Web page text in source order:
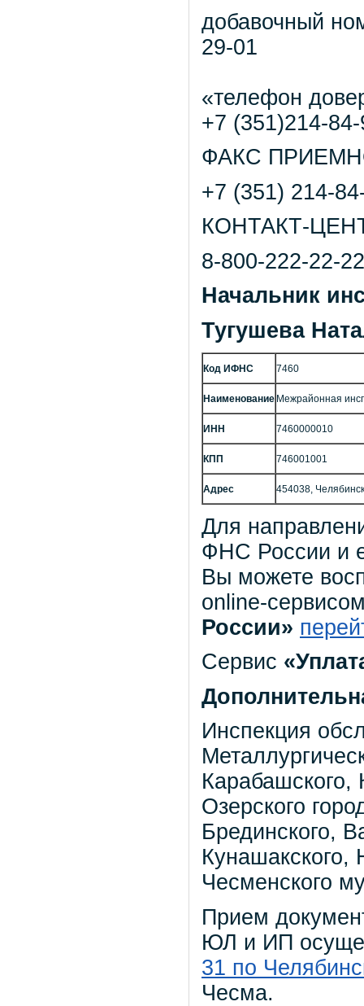
добавочный
29-01
«телефон
+7 (351)214-
ФАКС
+7 (351) 214-
КОНТАКТ-
8-800-222-22-22
Начальник
Тугушева
Код ИФНС 7460
Наименование Межрайонная
ИНН 7460000010
КПП 746001001
Адрес 454038,
Для
ФНС России и
Вы можете
online-
России»
Сервис
Инспекция
Карабашского,
Озерского
Брединского,
Кунашакского,
Чесменского
Прием
ЮЛ и ИП
31 по
Чесма.